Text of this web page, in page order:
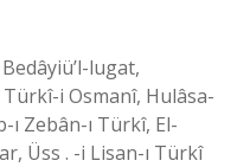
lugat,
i Osmanî, Hulâsa-
ı Zebân-ı Türkî, El-
Üss . -i Lisan-ı Türkî